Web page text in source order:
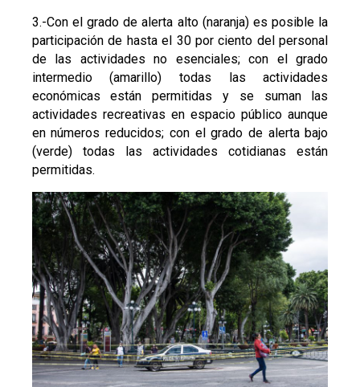
3.-Con el grado de alerta alto (naranja) es posible la
participación de hasta el 30 por ciento del personal
de las actividades no esenciales; con el grado
intermedio (amarillo) todas las actividades
económicas están permitidas y se suman las
actividades recreativas en espacio público aunque
en números reducidos; con el grado de alerta bajo
(verde) todas las actividades cotidianas están
permitidas.